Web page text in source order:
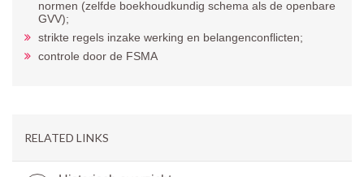
normen (zelfde boekhoudkundig schema als de openbare
GVV);
strikte regels inzake werking en belangenconflicten;
controle door de FSMA
RELATED LINKS